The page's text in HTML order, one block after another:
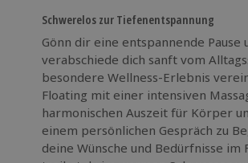
Schwerelos zur Tiefenentspannung
Gönn dir eine entspannende Pause
verabschiede dich sanft vom
besondere Wellness-Erlebnis
Floating mit einer intensiven
harmonischen Auszeit für Körper
einem persönlichen Gespräch zu
deine Wünsche und Bedürfnisse im